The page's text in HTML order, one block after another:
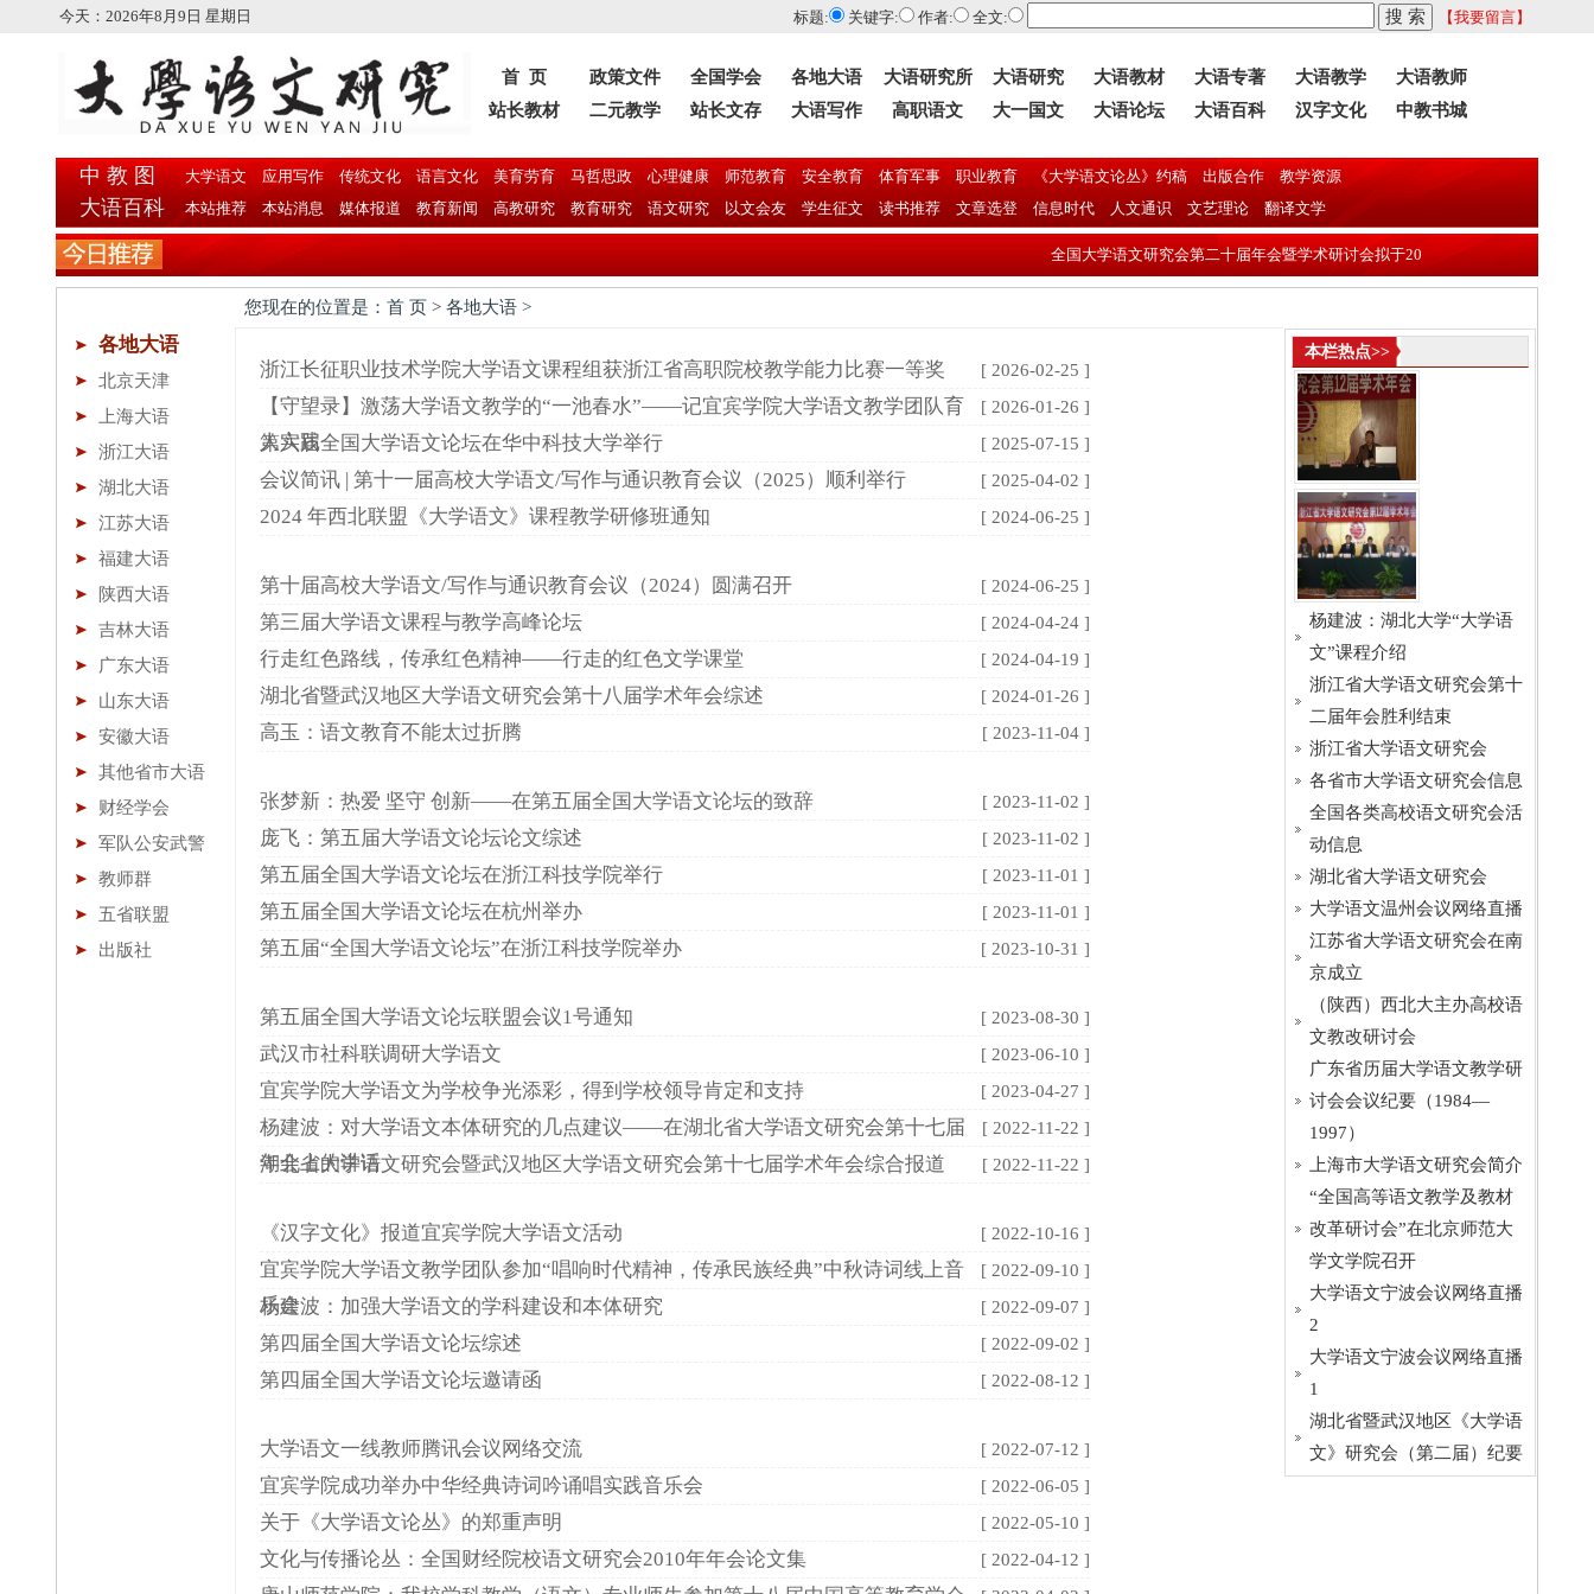
今天： 2026年8月9日 星期日 标题: 关键字: 作者: 全文: 【我要留言】
首 页 政策文件 全国学会 各地大语 大语研究所 大语研究 大语教材 大语专著 大语教学
大语教师
站长教材
二元教学 站长文存 大语写作 高职语文 大一国文 大语论坛 大语百科 汉字文化 中教书城
中 教 图
大语百科
大学语文 应用写作 传统文化 语言文化 美育劳育 马哲思政 心理健康 师范教育 安全教育 体育军事 职业教育 《大学语文论丛》约稿 出版合作
教学资源
本站推荐
本站消息 媒体报道 教育新闻 高教研究 教育研究 语文研究 以文会友 学生征文 读书推荐 文章选登 信息时代 人文通识 文艺理论 翻译文学
全国大学语文研究会第二十届年会暨学术研讨会拟于2026年11月13日—16日在东莞
您现在的位置是：首 页 > 各地大语 >
各地大语
北京天津
上海大语
浙江大语
湖北大语
江苏大语
福建大语
陕西大语
吉林大语
广东大语
山东大语
安徽大语
其他省市大语
财经学会
军队公安武警
教师群
五省联盟
出版社
[ 2026-02-25 ]
浙江长征职业技术学院大学语文课程组获浙江省高职院校教学能力比赛一等奖
[ 2026-01-26 ]
【守望录】激荡大学语文教学的“一池春水”——记宜宾学院大学语文教学团队育
人实践
[ 2025-07-15 ]
第六届全国大学语文论坛在华中科技大学举行
[ 2025-04-02 ]
会议简讯 | 第十一届高校大学语文/写作与通识教育会议（2025）顺利举行
[ 2024-06-25 ]
2024 年西北联盟《大学语文》课程教学研修班通知
[ 2024-06-25 ]
第十届高校大学语文/写作与通识教育会议（2024）圆满召开
[ 2024-04-24 ]
第三届大学语文课程与教学高峰论坛
[ 2024-04-19 ]
行走红色路线，传承红色精神——行走的红色文学课堂
[ 2024-01-26 ]
湖北省暨武汉地区大学语文研究会第十八届学术年会综述
[ 2023-11-04 ]
高玉：语文教育不能太过折腾
[ 2023-11-02 ]
张梦新：热爱 坚守 创新——在第五届全国大学语文论坛的致辞
[ 2023-11-02 ]
庞飞：第五届大学语文论坛论文综述
[ 2023-11-01 ]
第五届全国大学语文论坛在浙江科技学院举行
[ 2023-11-01 ]
第五届全国大学语文论坛在杭州举办
[ 2023-10-31 ]
第五届“全国大学语文论坛”在浙江科技学院举办
[ 2023-08-30 ]
第五届全国大学语文论坛联盟会议1号通知
[ 2023-06-10 ]
武汉市社科联调研大学语文
[ 2023-04-27 ]
宜宾学院大学语文为学校争光添彩，得到学校领导肯定和支持
[ 2022-11-22 ]
杨建波：对大学语文本体研究的几点建议——在湖北省大学语文研究会第十七届
年会上的讲话
[ 2022-11-22 ]
湖北省大学语文研究会暨武汉地区大学语文研究会第十七届学术年会综合报道
[ 2022-10-16 ]
《汉字文化》报道宜宾学院大学语文活动
[ 2022-09-10 ]
宜宾学院大学语文教学团队参加“唱响时代精神，传承民族经典”中秋诗词线上音
乐会
[ 2022-09-07 ]
杨建波：加强大学语文的学科建设和本体研究
[ 2022-09-02 ]
第四届全国大学语文论坛综述
[ 2022-08-12 ]
第四届全国大学语文论坛邀请函
[ 2022-07-12 ]
大学语文一线教师腾讯会议网络交流
[ 2022-06-05 ]
宜宾学院成功举办中华经典诗词吟诵唱实践音乐会
[ 2022-05-10 ]
关于《大学语文论丛》的郑重声明
[ 2022-04-12 ]
文化与传播论丛：全国财经院校语文研究会2010年年会论文集
本栏热点>>
杨建波：湖北大学“大学语
文”课程介绍
浙江省大学语文研究会第十
二届年会胜利结束
浙江省大学语文研究会
各省市大学语文研究会信息
全国各类高校语文研究会活
动信息
湖北省大学语文研究会
大学语文温州会议网络直播
江苏省大学语文研究会在南
京成立
（陕西）西北大主办高校语
文教改研讨会
广东省历届大学语文教学研
讨会会议纪要（1984—
1997）
上海市大学语文研究会简介
“全国高等语文教学及教材
改革研讨会”在北京师范大
学文学院召开
大学语文宁波会议网络直播
2
大学语文宁波会议网络直播
1
湖北省暨武汉地区《大学语
文》研究会（第二届）纪要